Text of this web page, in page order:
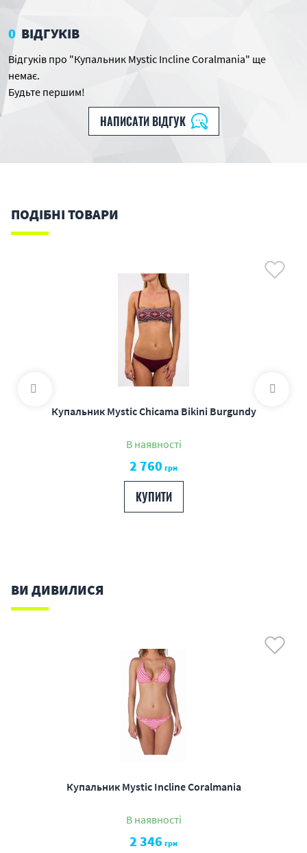
0 ВІДГУКІВ
Відгуків про "Купальник Mystic Incline Coralmania" ще
немає.
Будьте першим!
НАПИСАТИ ВІДГУК
ПОДІБНІ ТОВАРИ
Купальник Mystic Chicama Bikini Burgundy
В наявності
2 760 грн
КУПИТИ
ВИ ДИВИЛИСЯ
Купальник Mystic Incline Coralmania
В наявності
2 346 грн